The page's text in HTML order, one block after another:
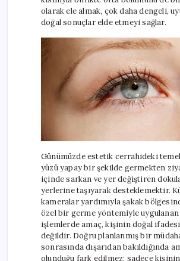
olarak ele almak, çok daha dengeli,
doğal sonuçlar elde etmeyi sağlar.
Günümüzde estetik cerrahideki temel
yüzü yapay bir şekilde germekten
içinde sarkan ve yer değiştiren
yerlerine taşıyarak desteklemektir.
kameralar yardımıyla şakak
özel bir germe yöntemiyle uygulanan
işlemlerde amaç, kişinin doğal
değildir. Doğru planlanmış bir
sonrasında dışarıdan bakıldığında
olunduğu fark edilmez; sadece